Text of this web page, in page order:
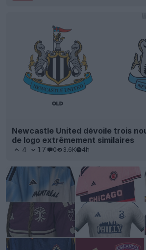
Newcastle United dévoile trois
de logo extrêmement similaires
4 17 0 3.6K 4h